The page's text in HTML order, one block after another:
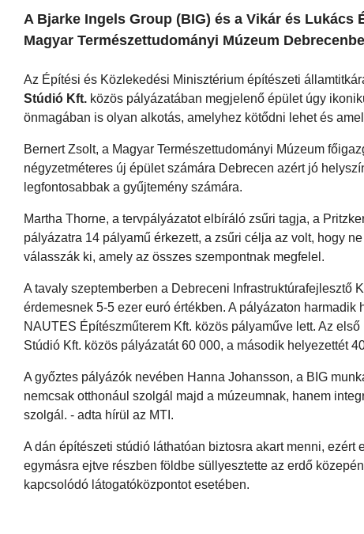
A Bjarke Ingels Group (BIG) és a Vikár és
Magyar Természettudományi Múzeum
Az Építési és Közlekedési Minisztérium építészeti
Stúdió Kft. közös pályázatában megjelenő épület úgy
önmagában is olyan alkotás, amelyhez kötődni lehet és
Bernert Zsolt, a Magyar Természettudományi Múzeum
négyzetméteres új épület számára Debrecen azért jó
legfontosabbak a gyűjtemény számára.
Martha Thorne, a tervpályázatot elbíráló zsűri tagja, a
pályázatra 14 pályamű érkezett, a zsűri célja az volt, hogy
válasszák ki, amely az összes szempontnak megfelel.
A tavaly szeptemberben a Debreceni Infrastruktúrafejlesztő
érdemesnek 5-5 ezer euró értékben. A pályázaton
NAUTES Építészműterem Kft. közös pályaműve lett. Az
Stúdió Kft. közös pályázatát 60 000, a második helyezettét
A győztes pályázók nevében Hanna Johansson, a BIG
nemcsak otthonául szolgál majd a múzeumnak, hanem
szolgál. - adta hírül az MTI.
A dán építészeti stúdió láthatóan biztosra akart menni,
egymásra ejtve részben földbe süllyesztette az erdő
kapcsolódó látogatóközpontot esetében.